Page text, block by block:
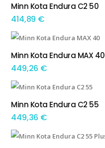
ADICIONAR
Minn Kota Endura C2 50
414,89 €
ADICIONAR
Minn Kota Endura MAX 40
449,26 €
ADICIONAR
Minn Kota Endura C2 55
449,36 €